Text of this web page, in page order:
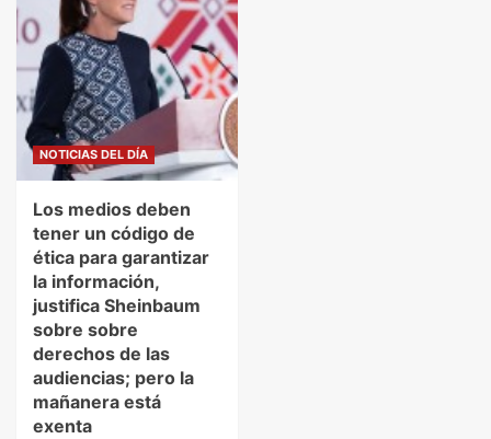
NOTICIAS DEL DÍA
Los medios deben
tener un código de
ética para garantizar
la información,
justifica Sheinbaum
sobre sobre
derechos de las
audiencias; pero la
mañanera está
exenta